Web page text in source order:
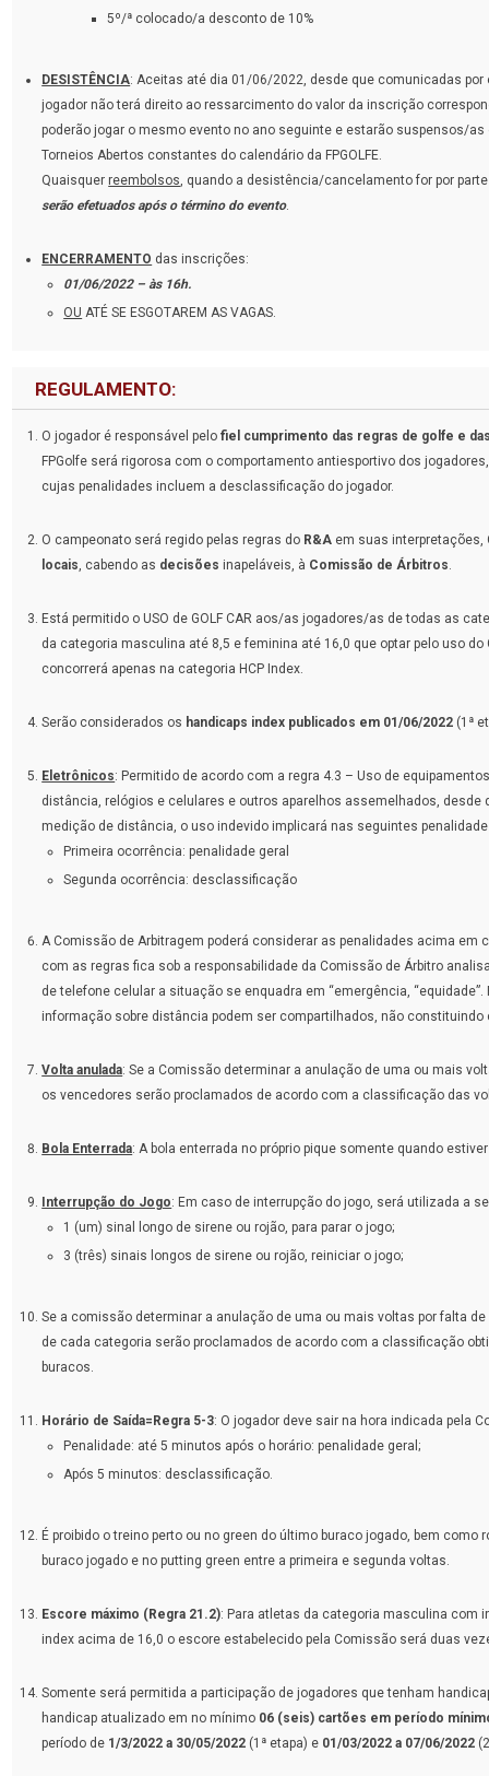
5º/ª colocado/a desconto de 10%
DESISTÊNCIA: Aceitas até dia 01/06/2022, desde que comunicadas
jogador não terá direito ao ressarcimento do valor da inscrição
poderão jogar o mesmo evento no ano seguinte e estarão suspensos/
Torneios Abertos constantes do calendário da FPGOLFE.
Quaisquerreembolsos, quando a desistência/cancelamento for por
serão efetuados após o término do evento.
ENCERRAMENTO das inscrições:
01/06/2022 – às 16h.
OU ATÉ SE ESGOTAREM AS VAGAS.
REGULAMENTO:
O jogador é responsável pelofiel cumprimento das regras de golfe e
FPGolfe será rigorosa com o comportamento antiesportivo dos
cujas penalidades incluem a desclassificação do jogador.
O campeonato será regido pelas regras do R&A em suas interpretações,
locais, cabendo as decisões inapeláveis, à Comissão de Árbitros.
Está permitido o USO de GOLF CAR aos/as jogadores/as de todas as
da categoria masculina até 8,5 e feminina até 16,0 que optar pelo uso do
concorrerá apenas na categoria HCP Index.
Serão considerados os handicaps index publicados em 01/06/2022 (1ª
Eletrônicos: Permitido de acordo com a regra 4.3 – Uso de
distância, relógios e celulares e outros aparelhos assemelhados, desde
medição de distância, o uso indevido implicará nas seguintes
Primeira ocorrência: penalidade geral
Segunda ocorrência: desclassificação
A Comissão de Arbitragem poderá considerar as penalidades acima em
com as regras fica sob a responsabilidade da Comissão de Árbitro
de telefone celular a situação se enquadra em “emergência, “equidade”.
informação sobre distância podem ser compartilhados, não constituindo
Volta anulada: Se a Comissão determinar a anulação de uma ou mais
os vencedores serão proclamados de acordo com a classificação das
Bola Enterrada: A bola enterrada no próprio pique somente quando
Interrupção do Jogo: Em caso de interrupção do jogo, será utilizada a
1 (um) sinal longo de sirene ou rojão, para parar o jogo;
3 (três) sinais longos de sirene ou rojão, reiniciar o jogo;
Se a comissão determinar a anulação de uma ou mais voltas por falta
de cada categoria serão proclamados de acordo com a classificação
buracos.
Horário de Saída=Regra 5-3: O jogador deve sair na hora indicada pela
Penalidade: até 5 minutos após o horário: penalidade geral;
Após 5 minutos: desclassificação.
É proibido o treino perto ou no green do último buraco jogado, bem como
buraco jogado e no putting green entre a primeira e segunda voltas.
Escore máximo (Regra 21.2): Para atletas da categoria masculina com
index acima de 16,0 o escore estabelecido pela Comissão será duas
Somente será permitida a participação de jogadores que tenham
handicap atualizado em no mínimo 06 (seis) cartões em período
período de 1/3/2022 a 30/05/2022 (1ª etapa) e 01/03/2022 a 07/06/2022